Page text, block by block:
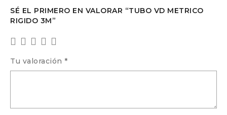
SÉ EL PRIMERO EN VALORAR “TUBO VD METRICO
RIGIDO 3M”
Tu valoración *